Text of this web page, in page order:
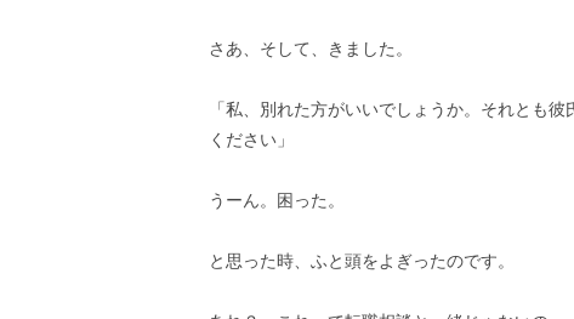
さあ、そして、きました。
「私、別れた方がいいでしょうか。それとも
ください」
うーん。困った。
と思った時、ふと頭をよぎったのです。